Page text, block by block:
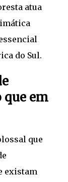
atua
do Sul.
em
que
existam